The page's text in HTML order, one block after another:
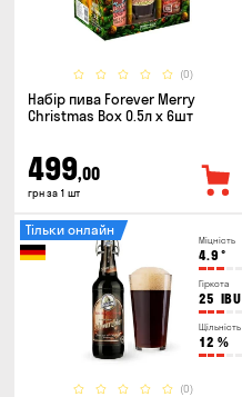
(0)
Набір пива Forever Merry
Christmas Box 0.5л x 6шт
499,00
грн за 1 шт
Міцність
4.9 °
Гіркота
25 IBU
Щільність
12 %
(0)
Тільки онлайн